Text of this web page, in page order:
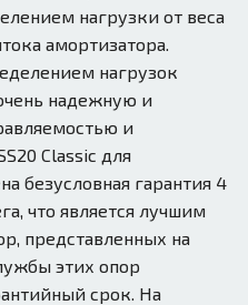
нагрузки от веса
амортизатора.
нагрузок
надежную и
и
Classic для
безусловная гарантия 4
что является лучшим
представленных на
этих опор
срок. На